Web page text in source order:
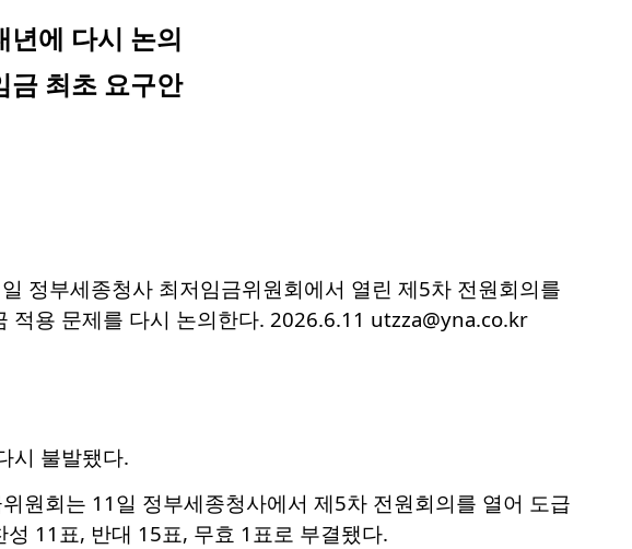
에 다시 논의
최초 요구안
정부세종청사 최저임금위원회에서 열린 제5차 전원회의를
적용 문제를 다시 논의한다. 2026.6.11 utzza@yna.co.kr
시 불발됐다.
원회는 11일 정부세종청사에서 제5차 전원회의를 열어 도급
11표, 반대 15표, 무효 1표로 부결됐다.